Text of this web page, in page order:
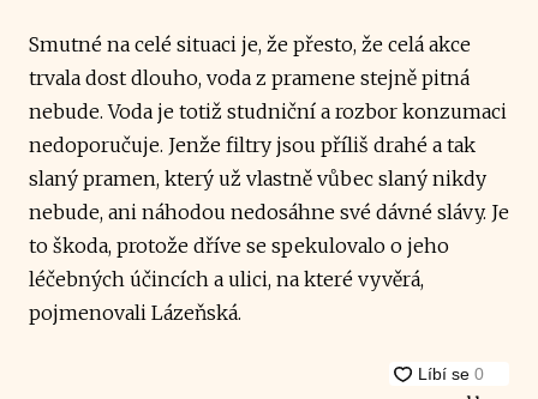
Smutné na celé situaci je, že přesto, že celá akce
trvala dost dlouho, voda z pramene stejně pitná
nebude. Voda je totiž studniční a rozbor konzumaci
nedoporučuje. Jenže filtry jsou příliš drahé a tak
slaný pramen, který už vlastně vůbec slaný nikdy
nebude, ani náhodou nedosáhne své dávné slávy. Je
to škoda, protože dříve se spekulovalo o jeho
léčebných účincích a ulici, na které vyvěrá,
pojmenovali Lázeňská.